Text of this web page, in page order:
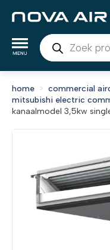
Producten
zoeken
home
commercial
mitsubishi electric
kanaalmodel 3,5kw